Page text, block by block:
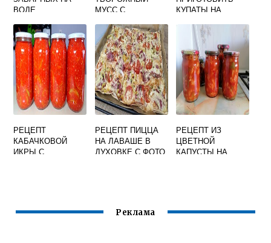
ВОДЕ
МУСС С
КУПАТЫ НА
ДУХОВКЕ
РЕЦЕПТ
КАБАЧКОВОЙ
ИКРЫ С
РЕЦЕПТ ПИЦЦА
НА ЛАВАШЕ В
ДУХОВКЕ С ФОТО
РЕЦЕПТ ИЗ
ЦВЕТНОЙ
КАПУСТЫ НА
Реклама